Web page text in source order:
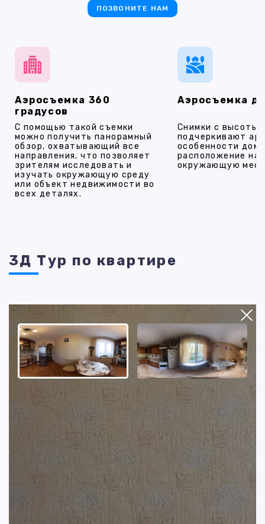
Аэросъемка 360
градусов
С помощью такой съемки
можно получить панорамный
обзор, охватывающий все
направления, что позволяет
зрителям исследовать и
изучать окружающую среду
или объект недвижимости во
всех деталях.
Аэросъемка
Снимки с высоты
подчеркивают
особенности
расположение на
окружающую
ПОЗВОНИТЕ НАМ
3Д Тур по квартире